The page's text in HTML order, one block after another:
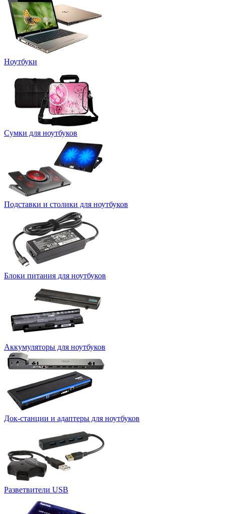
Ноутбуки
Сумки для ноутбуков
Подставки и столики для ноутбуков
Блоки питания для ноутбуков
Аккумуляторы для ноутбуков
Док-станции и адаптеры для ноутбуков
Разветвители USB